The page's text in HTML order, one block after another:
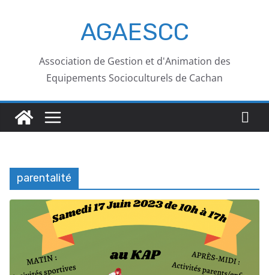
AGAESCC
Association de Gestion et d'Animation des
Equipements Socioculturels de Cachan
parentalité